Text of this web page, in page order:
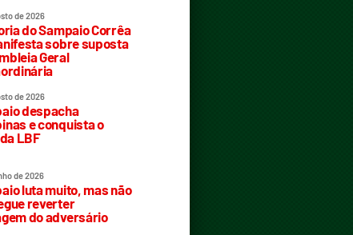
de 2026
do Sampaio Corrêa
sobre suposta
Geral
de 2026
despacha
e conquista o
LBF
de 2026
luta muito, mas não
reverter
do adversário